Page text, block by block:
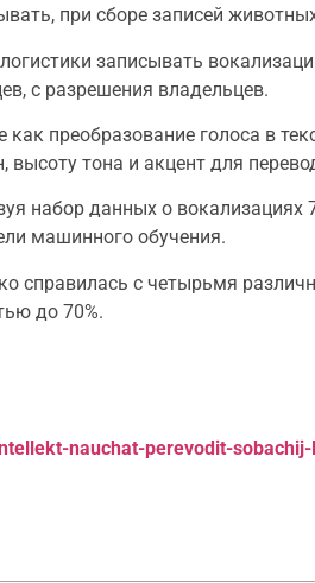
при сборе записей
записывать
с разрешения владельцев.
преобразование голоса в
тона и акцент для
набор данных о
машинного обучения.
справилась с четырьмя
до 70%.
nauchat-perevodit-